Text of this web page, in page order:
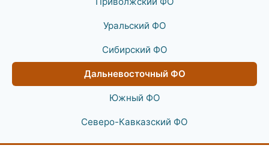
Уральский ФО
Сибирский ФО
Дальневосточный ФО
Южный ФО
Северо-Кавказский ФО